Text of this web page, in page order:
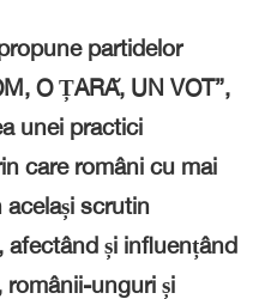
partidelor
O ȚARĂ, UN VOT”,
unei practici
care români cu mai
scrutin
afectând și influențând
românii-unguri și